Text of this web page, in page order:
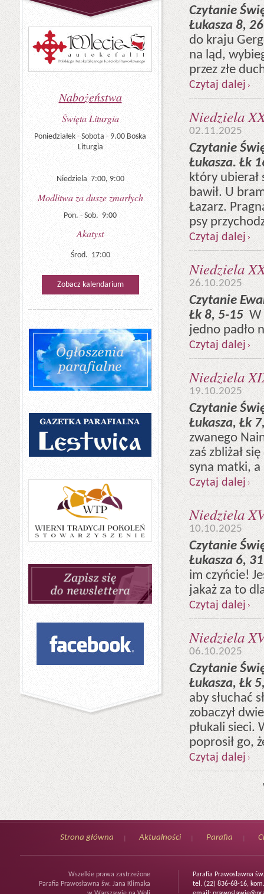
Nabożeństwa
Święta Liturgia
Poniedziałek - Sobota - 9.00 Boska
Liturgia
Niedziela 7:00, 9:00
Modlitwa za dusze zmarłych
Pon. - Sob. 9:00
Akatyst
Środ. 17:00
Zobacz kalendarium
Czytanie
Łukasza 8,
do kraju
na ląd,
przez złe
Czytaj dalej
Niedziela
02.11.2025
Czytanie
Łukasza. Łk
który ubierał
bawił. U
Łazarz.
psy
Czytaj dalej
Niedziela
26.10.2025
Czytanie
Łk 8, 5-15 W
jedno padło
Czytaj dalej
Niedziela
19.10.2025
Czytanie
Łukasza, Łk
zwanego
zaś zbliżał
syna matki,
Czytaj dalej
Niedziela
10.10.2025
Czytanie
Łukasza 6,
im czyńcie!
jakaż za to
Czytaj dalej
Niedziela
06.10.2025
Czytanie
Łukasza, Łk
aby słuchać
zobaczył
płukali sieci.
poprosił go,
Czytaj dalej
Strona główna Aktualności Parafia
Wszelkie prawa zastrzeżone
Parafia Prawosławna św. Jana Klimaka
Parafia Prawosławna
tel. (22) 836-68-16,